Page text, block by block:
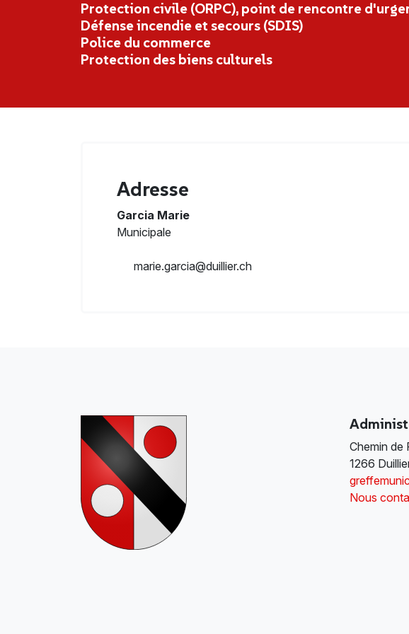
Protection civile (ORPC), point de rencontre
Défense incendie et secours (SDIS)
Police du commerce
Protection des biens culturels
Adresse
Garcia Marie
Municipale
marie.garcia@duillier.ch
Chemin de
1266
Nous